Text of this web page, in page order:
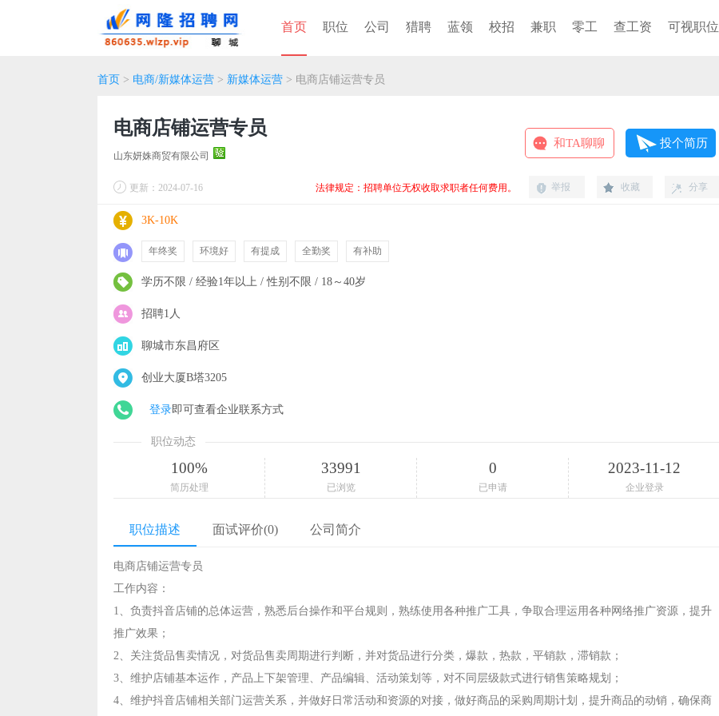
首页 职位 公司 猎聘 蓝领 校招 兼职 零工 查工资 可视职位
首页 > 电商/新媒体运营 > 新媒体运营 > 电商店铺运营专员
电商店铺运营专员
山东妍姝商贸有限公司
和TA聊聊 投个简历
更新：2024-07-16 分享
收藏
举报
法律规定：招聘单位无权收取求职者任何费用。
3K-10K
年终奖 环境好 有提成 全勤奖 有补助
学历不限 / 经验1年以上 / 性别不限 / 18～40岁
招聘1人
聊城市东昌府区
创业大厦B塔3205
登录即可查看企业联系方式
职位动态
100%
简历处理
33991
已浏览
0
已申请
2023-11-12
企业登录
职位描述 面试评价(0) 公司简介
电商店铺运营专员
工作内容：
1、负责抖音店铺的总体运营，熟悉后台操作和平台规则，熟练使用各种推广工具，争取合理运用各种网络推广资源，提升
推广效果；
2、关注货品售卖情况，对货品售卖周期进行判断，并对货品进行分类，爆款，热款，平销款，滞销款；
3、维护店铺基本运作，产品上下架管理、产品编辑、活动策划等，对不同层级款式进行销售策略规划；
4、维护抖音店铺相关部门运营关系，并做好日常活动和资源的对接，做好商品的采购周期计划，提升商品的动销，确保商